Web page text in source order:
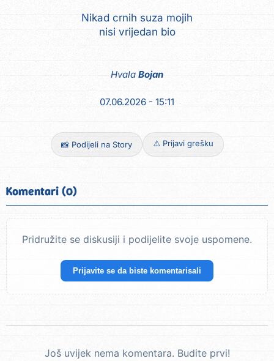
Nikad crnih suza mojih
nisi vrijedan bio
Hvala Bojan
07.06.2026 - 15:11
📸 Podijeli na Story ⚠️ Prijavi grešku
Komentari (0)
Pridružite se diskusiji i podijelite svoje uspomene.
Prijavite se da biste komentarisali
Još uvijek nema komentara. Budite prvi!